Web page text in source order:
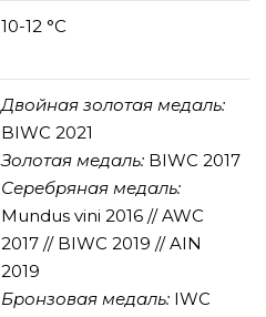
10-12 °C
Двойная золотая медаль:
BIWC 2021
Золотая медаль: BIWC 2017
Серебряная медаль:
Mundus vini 2016 // AWC
2017 // BIWC 2019 // AIN
2019
Бронзовая медаль: IWC